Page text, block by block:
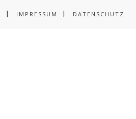
IMPRESSUM DATENSCHUTZ